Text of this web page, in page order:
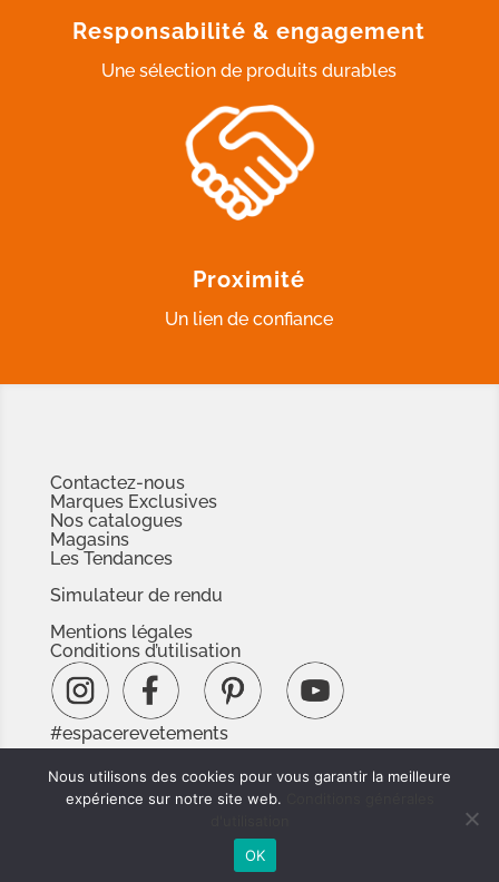
Responsabilité & engagement
Une sélection de produits durables
Proximité
Un lien de confiance
Contactez-nous
Marques Exclusives
Nos catalogues
Magasins
Les Tendances
Simulateur de rendu
Mentions légales
Conditions d’utilisation
#espacerevetements
www.espacedoc.fr
www.signnaturedexception.com
Nous utilisons des cookies pour vous garantir la meilleure
expérience sur notre site web.
OK